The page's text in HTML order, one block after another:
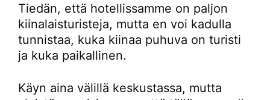
Tiedän, että hotellissamme on paljon
kiinalaisturisteja, mutta en voi kadulla
tunnistaa, kuka kiinaa puhuva on turisti
ja kuka paikallinen.
Käyn aina välillä keskustassa, mutta